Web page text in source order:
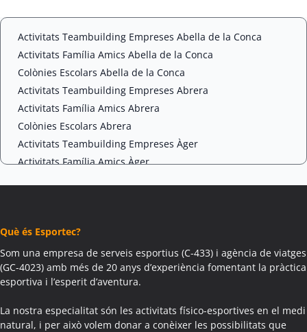
*
H
Activitats Teambuilding Empreses Abella de la Conca
Activitats Família Amics Abella de la Conca
Colònies Escolars Abella de la Conca
Activitats Teambuilding Empreses Abrera
Activitats Família Amics Abrera
Colònies Escolars Abrera
Activitats Teambuilding Empreses Àger
Activitats Família Amics Àger
Colònies Escolars Agramunt
Activitats Teambuilding Empreses Aguilar de Segarra
Activitats Família Amics Aguilar de Segarra
Colònies Escolars Aguilar de Segarra
Activitats Teambuilding Empreses Agullana
Activitats Família Amics Agullana
Què és Esportec?
Som una empresa de serveis esportius (C-433) i agència de viatges
(GC-4023) amb més de 20 anys d’experiència fomentant la pràctica
esportiva i l’esperit d’aventura.
La nostra especialitat són les activitats físico-esportives en el medi
natural, i per això volem donar a conèixer les possibilitats que